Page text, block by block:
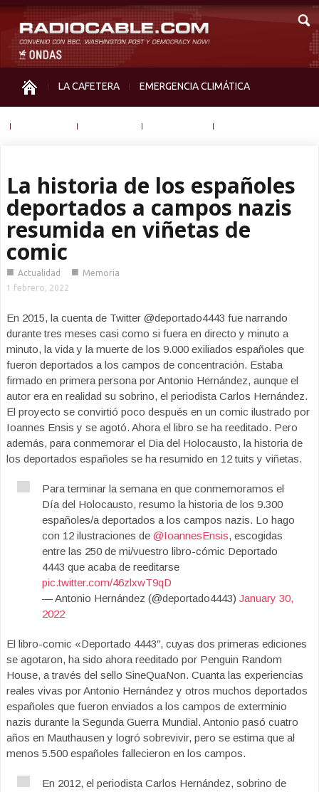
LA CAFETERA EMERGENCIA CLIMÁTICA
La historia de los españoles
deportados a campos nazis
resumida en viñetas de
comic
■ Actualidad ■ Memoria
1 febrero, 2022
En 2015, la cuenta de Twitter @deportado4443 fue narrando
durante tres meses casi como si fuera en directo y minuto a
minuto, la vida y la muerte de los 9.000 exiliados españoles que
fueron deportados a los campos de concentración. Estaba
firmado en primera persona por Antonio Hernández, aunque el
autor era en realidad su sobrino, el periodista Carlos Hernández.
El proyecto se convirtió poco después en un comic ilustrado por
Ioannes Ensis y se agotó. Ahora el libro se ha reeditado. Pero
además, para conmemorar el Dia del Holocausto, la historia de
los deportados españoles se ha resumido en 12 tuits y viñetas.
Para terminar la semana en que conmemoramos el
Día del Holocausto, resumo la historia de los 9.300
españoles/a deportados a los campos nazis. Lo hago
con 12 ilustraciones de @IoannesEnsis, escogidas
entre las 250 de mi/vuestro libro-cómic Deportado
4443 que acaba de reeditarse
pic.twitter.com/46zlxwT9qD
— Antonio Hernández (@deportado4443) January 30,
2022
El libro-comic «Deportado 4443″, cuyas dos primeras ediciones
se agotaron, ha sido ahora reeditado por Penguin Random
House, a través del sello SineQuaNon. Cuanta las experiencias
reales vivas por Antonio Hernández y otros muchos deportados
españoles que fueron enviados a los campos de exterminio
nazis durante la Segunda Guerra Mundial. Antonio pasó cuatro
años en Mauthausen y logró sobrevivir, pero se estima que al
menos 5.500 españoles fallecieron en los campos.
En 2012, el periodista Carlos Hernández, sobrino de